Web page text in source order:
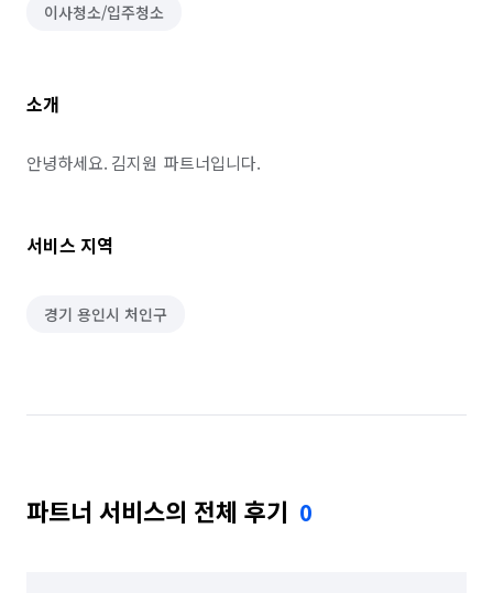
이사청소/입주청소
소개
안녕하세요. 김지원  파트너입니다.
서비스 지역
경기 용인시 처인구
파트너 서비스의 전체 후기 0